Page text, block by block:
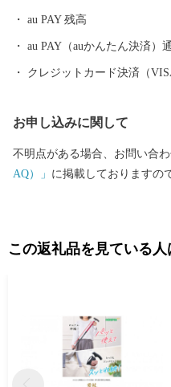
の他にも、パラグライダー、
むことができます。 ぜひ富士宮市へ足を運んでいただき、魅力を
感じていただけたら幸いです。
au PAY 残高
au PAY（auかんたん決済）
クレジットカード決済（
お申し込みに関して
不明点がある場合、お問い合
AQ）」 に掲載しておりますの
この返礼品を見ている